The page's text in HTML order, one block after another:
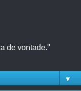
de vontade."
▼